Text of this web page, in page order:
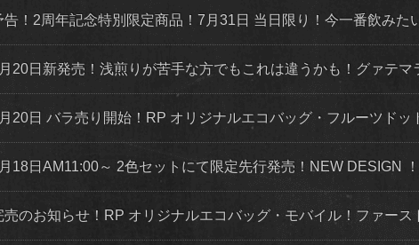
告！2周年記念特別限定商品！7月31日 当日限り！今一番飲み
20日新発売！浅煎りが苦手な方でもこれは違うかも！グァ
20日 バラ売り開始！RP オリジナルエコバッグ・フルーツドッ
18日AM11:00～ 2色セットにて限定先行発売！NEW DESIGN
売のお知らせ！RP オリジナルエコバッグ・モバイル！ファース